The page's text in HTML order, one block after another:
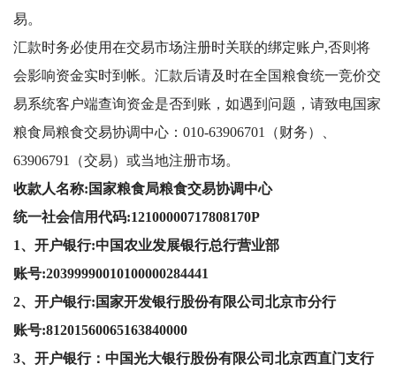
易。
汇款时务必使用在交易市场注册时关联的绑定账户,否则将
会影响资金实时到帐。汇款后请及时在全国粮食统一竞价交
易系统客户端查询资金是否到账，如遇到问题，请致电国家
粮食局粮食交易协调中心：010-63906701（财务）、
63906791（交易）或当地注册市场。
收款人名称:国家粮食局粮食交易协调中心
统一社会信用代码:12100000717808170P
1、开户银行:中国农业发展银行总行营业部
账号:20399990010100000284441
2、开户银行:国家开发银行股份有限公司北京市分行
账号:81201560065163840000
3、开户银行：中国光大银行股份有限公司北京西直门支行